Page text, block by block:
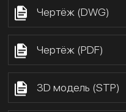
Чертёж (DWG)
Чертёж (PDF)
3D модель (STP)